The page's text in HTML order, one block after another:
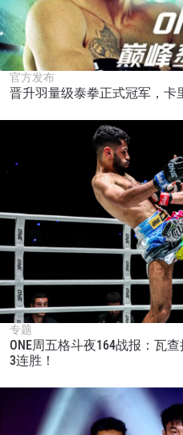
官方发布
晋升羽量级泰拳正式冠军，卡
专题
ONE周五格斗夜164战报：瓦
3连胜！